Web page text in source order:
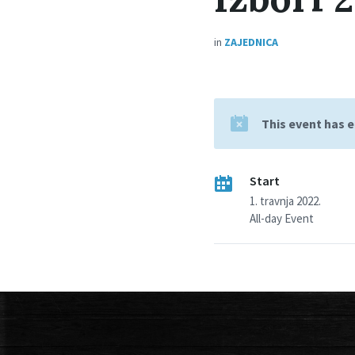
in ZAJEDNICA
This event has
Start
1. travnja 2022.
All-day Event